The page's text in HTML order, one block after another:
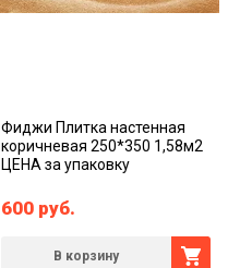
Фиджи Плитка настенная
коричневая 250*350 1,58м2
ЦЕНА за упаковку
600 руб.
В корзину